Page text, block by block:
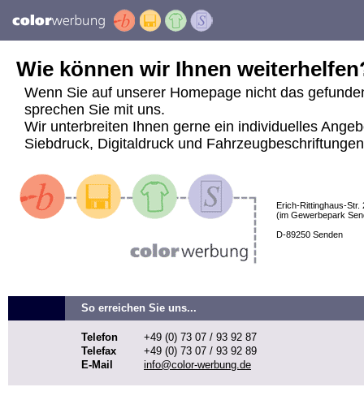
Wie können wir Ihnen
Wenn Sie auf unserer Homepage nicht das
sprechen Sie mit uns.
Wir unterbreiten Ihnen gerne ein individuelles
Siebdruck, Digitaldruck und
Erich-Rittinghaus-Str.
(im Gewerbepark
D-89250 Senden
So erreichen Sie uns...
Telefon
+49 (0) 73 07 / 93 92 87
Telefax
+49 (0) 73 07 / 93 92 89
E-Mail
info@color-werbung.de